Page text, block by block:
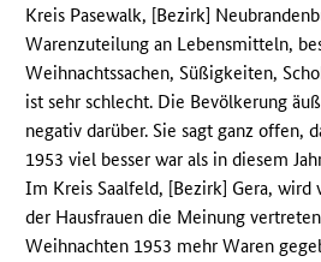
Kreis Pasewalk, [Bezirk]
Warenzuteilung an Lebensmitteln,
Weihnachtssachen, Süßigkeiten,
ist sehr schlecht. Die Bevölkerung
negativ darüber. Sie sagt ganz offen,
1953 viel besser war als in diesem
Im Kreis Saalfeld, [Bezirk] Gera, wird
der Hausfrauen die Meinung
Weihnachten 1953 mehr Waren